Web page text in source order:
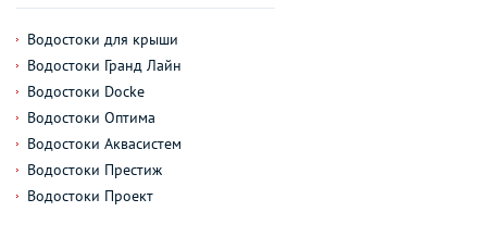
Водостоки для крыши
Водостоки Гранд Лайн
Водостоки Docke
Водостоки Оптима
Водостоки Аквасистем
Водостоки Престиж
Водостоки Проект